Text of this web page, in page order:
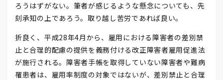
ろうはずがない。筆者が感じるような懸念についても、先
刻承知の上であろう。取り越し苦労であれば良い。
折良く、平成28年4月から、雇用における障害者の差別禁
止と合理的配慮の提供を義務付ける改正障害者雇用促進法
が施行される。障害者手帳を取得していない障害者や難病
罹患者は、雇用率制度の対象ではないが、差別禁止と合理